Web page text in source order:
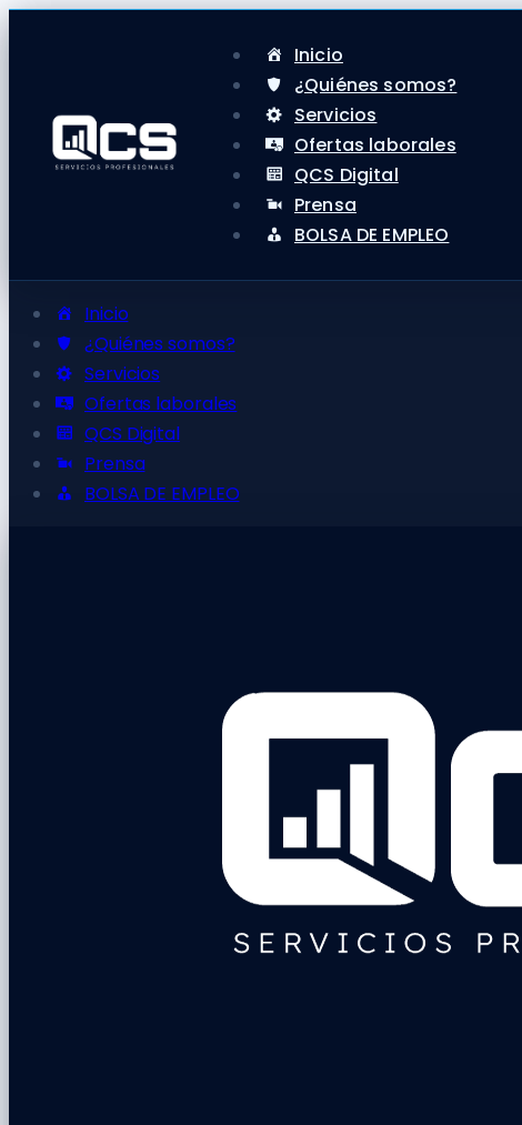
Inicio
¿Quiénes somos?
Servicios
Ofertas laborales
QCS Digital
Prensa
BOLSA DE EMPLEO
Inicio
¿Quiénes somos?
Servicios
Ofertas laborales
QCS Digital
Prensa
BOLSA DE EMPLEO